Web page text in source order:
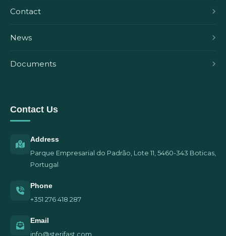
Contact
News
Documents
Contact Us
Address
Parque Empresarial do Padrão, Lote 11, 5460-343 Boticas,
Portugal
Phone
+351 276 418 287
Email
info@sterifast.com